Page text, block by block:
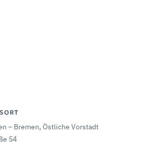
– Bremen, Östliche Vorstadt
54